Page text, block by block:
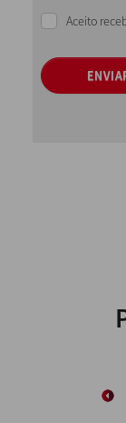
Aceito